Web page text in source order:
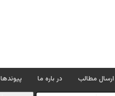
ارسال مطالب در باره ما پیوندها